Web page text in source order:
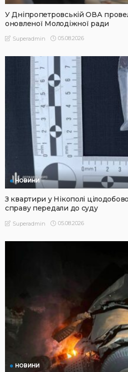
У Дніпропетровській ОВА
оновленої Молодіжної ради
Superadmin 05.08.2026
НОВИНИ
З квартири у Нікополі
справу передали до суду
Superadmin 05.08.2026
НОВИНИ